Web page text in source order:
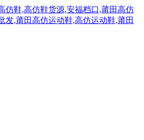
仿鞋,高仿鞋货源,安福档口,莆田高仿
发,莆田高仿运动鞋,高仿运动鞋,莆田